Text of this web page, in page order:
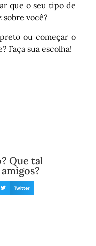
que o seu tipo de
sobre você?
ou começar o
Faça sua escolha!
Que tal
Twitter